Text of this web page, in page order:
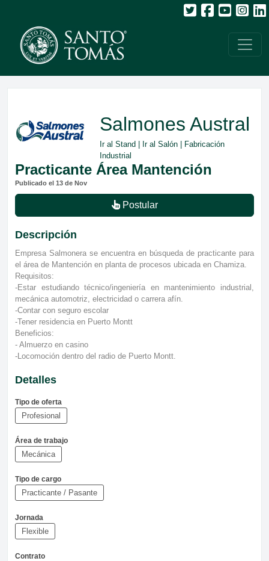
Salmones Austral
Ir al Stand Ir al Salón| Fabricación
Industrial
Practicante Área Mantención
Publicado el 13 de Nov
Postular
Descripción
Empresa Salmonera se encuentra en búsqueda de practicante para
el área de Mantención en planta de procesos ubicada en Chamiza.
Requisitos:
-Estar estudiando técnico/ingeniería en mantenimiento industrial,
mecánica automotriz, electricidad o carrera afín.
-Contar con seguro escolar
-Tener residencia en Puerto Montt
Beneficios:
- Almuerzo en casino
-Locomoción dentro del radio de Puerto Montt.
Detalles
Tipo de oferta
Profesional
Área de trabajo
Mecánica
Tipo de cargo
Practicante / Pasante
Jornada
Flexible
Contrato